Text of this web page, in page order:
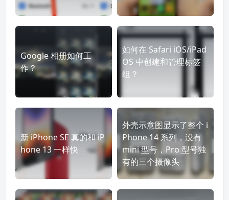
Google 相册如何工
作？
如何在 Safari iOS/iPad
OS 中创建和管理标签
组？
新 iPhone SE 真的和 iP
hone 13 一样快
外壳示意图显示了整个 i
Phone 14 系列，没有
mini 型号，Pro 型号独
有的三个摄像头